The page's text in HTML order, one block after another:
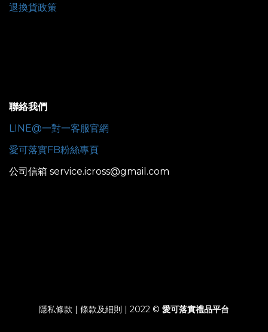
退換貨政策
聯絡我們
LINE@一對一客服官網
愛可落實FB粉絲專頁
公司信箱 service.icross@gmail.com
隱私條款 | 條款及細則 | 2022 © 愛可落實禮品平台